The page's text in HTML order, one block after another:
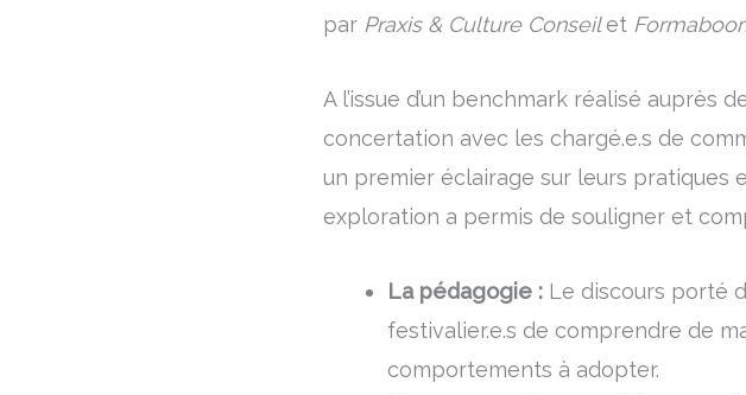
par Praxis & Culture Conseilet
A l’issue d’un benchmark réalisé auprès
concertation avec les chargé.e.s de
un premier éclairage sur leurs pratiques
exploration a permis de souligner et
La pédagogie : Le discours porté
festivalier.e.s de comprendre de
comportements à adopter.